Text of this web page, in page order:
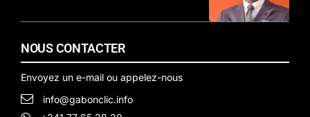
NOUS CONTACTER
Envoyez un e-mail ou appelez-nous
info@gabonclic.info